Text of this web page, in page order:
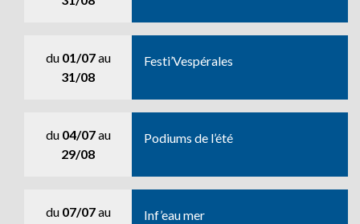
du 01/07au
31/08
Festi’Vespérales
du 04/07au
29/08
Podiums de l’été
du 07/07au
Inf’eau mer